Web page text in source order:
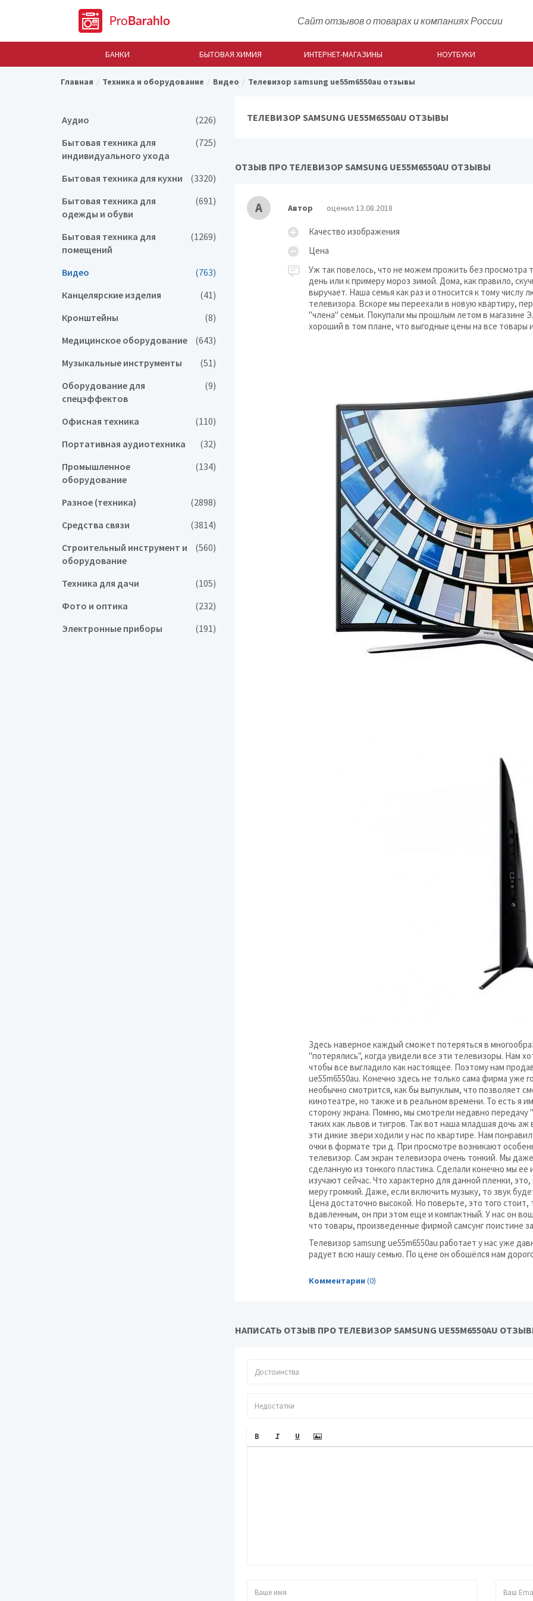
Сайт отзывов о товарах и компаниях России
БАНКИ БЫТОВАЯ ХИМИЯ ИНТЕРНЕТ-МАГАЗИНЫ НОУТБУКИ
Главная Техника и оборудование Видео Телевизор samsung ue55m6550au отзывы
ТЕЛЕВИЗОР SAMSUNG UE55M6550AU ОТЗЫВЫ
ОТЗЫВ ПРО ТЕЛЕВИЗОР SAMSUNG UE55M6550AU ОТЗЫВЫ
А Автор оценил 13.08.2018
Качество изображения
Цена
Уж так повелось, что не можем прожить без просмотра
день или к примеру мороз зимой. Дома, как правило,
выручает. Наша семья как раз и относится к тому
телевизора. Вскоре мы переехали в новую квартиру,
"члена" семьи. Покупали мы прошлым летом в магазине
хороший в том плане, что выгодные цены на все товары
Здесь наверное каждый сможет потеряться в
"потерялись", когда увидели все эти телевизоры. Нам
чтобы все выгладило как настоящее. Поэтому нам
ue55m6550au. Конечно здесь не только сама фирма уже
необычно смотрится, как бы выпуклым, что позволяет
кинотеатре, но также и в реальном времени. То есть я
сторону экрана. Помню, мы смотрели недавно
таких как львов и тигров. Так вот наша младшая дочь аж
эти дикие звери ходили у нас по квартире. Нам
очки в формате три д. При просмотре возникают
телевизор. Сам экран телевизора очень тонкий. Мы
сделанную из тонкого пластика. Сделали конечно мы
изучают сейчас. Что характерно для данной пленки,
меру громкий. Даже, если включить музыку, то звук
Цена достаточно высокой. Но поверьте, это того стоит,
вдавленным, он при этом еще и компактный. У нас он
что товары, произведенные фирмой самсунг поистине
Телевизор samsung ue55m6550au работает у нас уже
радует всю нашу семью. По цене он обошёлся нам
Комментарии (0)
НАПИСАТЬ ОТЗЫВ ПРО ТЕЛЕВИЗОР SAMSUNG UE55M6550AU
Аудио (226)
Бытовая техника для
индивидуального ухода
(725)
Бытовая техника для кухни (3320)
Бытовая техника для
одежды и обуви
(691)
Бытовая техника для
помещений
(1269)
Видео (763)
Канцелярские изделия (41)
Кронштейны (8)
Медицинское оборудование (643)
Музыкальные инструменты (51)
Оборудование для
спецэффектов
(9)
Офисная техника (110)
Портативная аудиотехника (32)
Промышленное
оборудование
(134)
Разное (техника) (2898)
Средства связи (3814)
Строительный инструмент и
оборудование
(560)
Техника для дачи (105)
Фото и оптика (232)
Электронные приборы (191)